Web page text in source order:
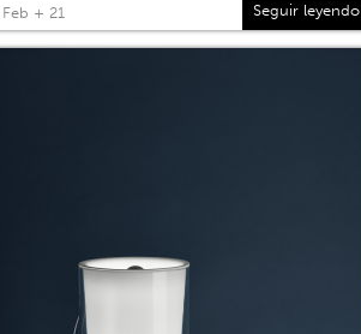
Feb + 21 Seguir leyendo